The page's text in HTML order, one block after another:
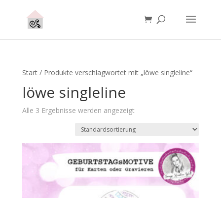
Start/ Produkte verschlagwortet mit „löwe singleline“
löwe singleline
Alle 3 Ergebnisse werden angezeigt